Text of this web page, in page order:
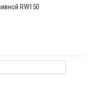
RW150